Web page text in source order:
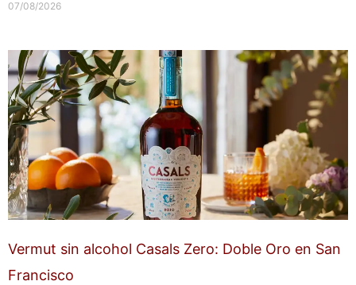
07/08/2026
Vermut sin alcohol Casals Zero: Doble Oro en San
Francisco